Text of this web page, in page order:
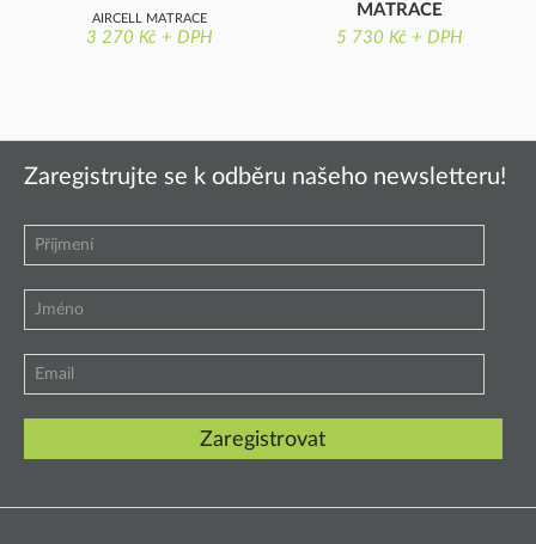
AIRCELL MATRACE
3 270 Kč + DPH
MATRACE
PRUŽINOVÁ MATRACE
5 730 Kč + DPH
Zaregistrujte se k odběru našeho newsletteru!